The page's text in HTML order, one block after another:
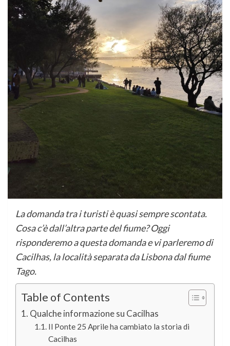
La domanda tra i turisti è quasi sempre scontata.
Cosa c’è dall’altra parte del fiume? Oggi
risponderemo a questa domanda e vi parleremo di
Cacilhas, la località separata da Lisbona dal fiume
Tago.
Table of Contents
Qualche informazione su Cacilhas
Il Ponte 25 Aprile ha cambiato la storia di
Cacilhas